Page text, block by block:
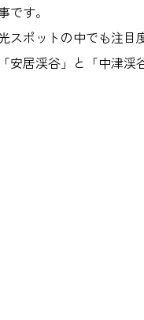
です。
スポットの中でも注
安居渓谷」と「中津渓